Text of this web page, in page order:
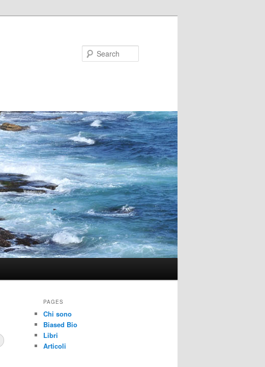
PAGES
Chi sono
Biased Bio
Libri
Articoli